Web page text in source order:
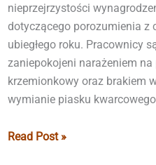
nieprzejrzystości
dotyczącego porozumienia z
ubiegłego roku. Pracownicy
zaniepokojeni narażeniem na
krzemionkowy oraz brakiem
wymianie piasku
Nieprzejrzystość
Read Post »